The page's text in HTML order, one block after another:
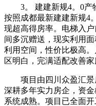
3。 建建新规4。0产
按照成都最新建建新规4
现超高得房率。电梯入
间多沉赠送，现实利用
利用空间，性价比极高
区明白，完满适配改善家
项目由四川众盈汇景
深耕多年实力房企，资
系统成熟。项目已全面开